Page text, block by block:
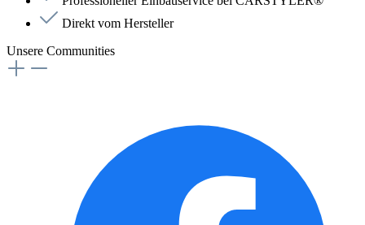
Direkt vom Hersteller
Unsere Communities